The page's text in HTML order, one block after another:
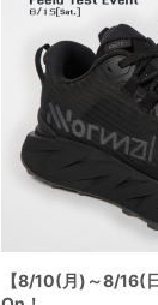
【8/10(月)～8/16(